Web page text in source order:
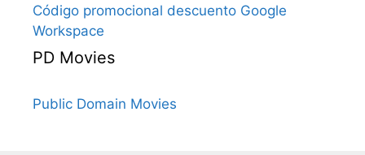
Código promocional descuento Google
Workspace
PD Movies
Public Domain Movies